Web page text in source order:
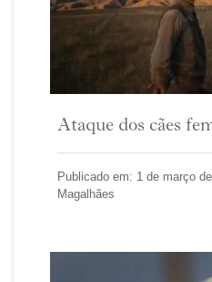
Ataque dos cães
Publicado em: 1 de março
Magalhães